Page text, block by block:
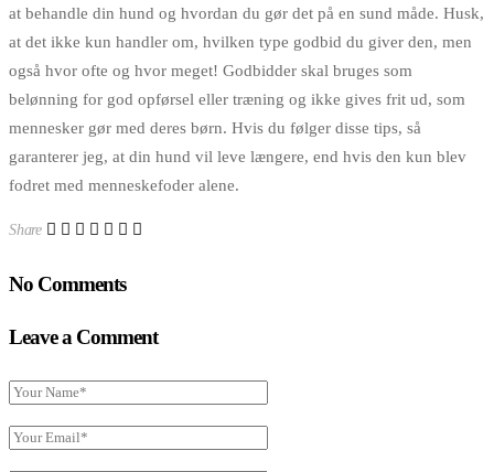
at behandle din hund og hvordan du gør det på en sund måde. Husk,
at det ikke kun handler om, hvilken type godbid du giver den, men
også hvor ofte og hvor meget! Godbidder skal bruges som
belønning for god opførsel eller træning og ikke gives frit ud, som
mennesker gør med deres børn. Hvis du følger disse tips, så
garanterer jeg, at din hund vil leve længere, end hvis den kun blev
fodret med menneskefoder alene.
Share
No Comments
Leave a Comment